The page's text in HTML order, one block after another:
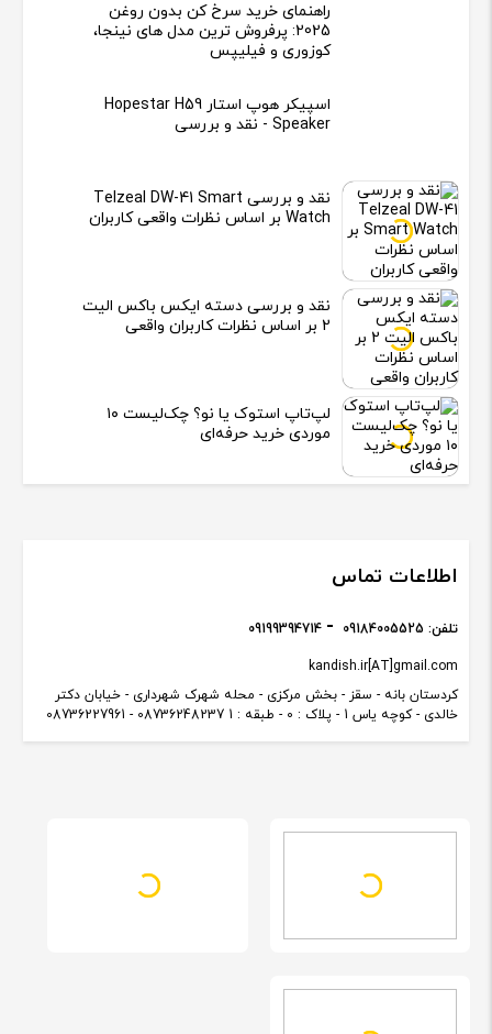
راهنمای خرید سرخ کن بدون روغن
2025: پرفروش ترین مدل های نینجا،
کوزوری و فیلیپس
اسپیکر هوپ استار Hopestar H59
Speaker - نقد و بررسی
نقد و بررسی Telzeal DW-41 Smart
Watch بر اساس نظرات واقعی کاربران
2 بر اساس نظرات کاربران واقعی
موردی خرید حرفه‌ای
کردستان بانه - سقز - بخش مرکزی - محله شهرک شهرداری - خیابان دکتر
خالدی - کوچه یاس 1 - پلاک : 0 - طبقه : 1 08736248237 - 08736227961